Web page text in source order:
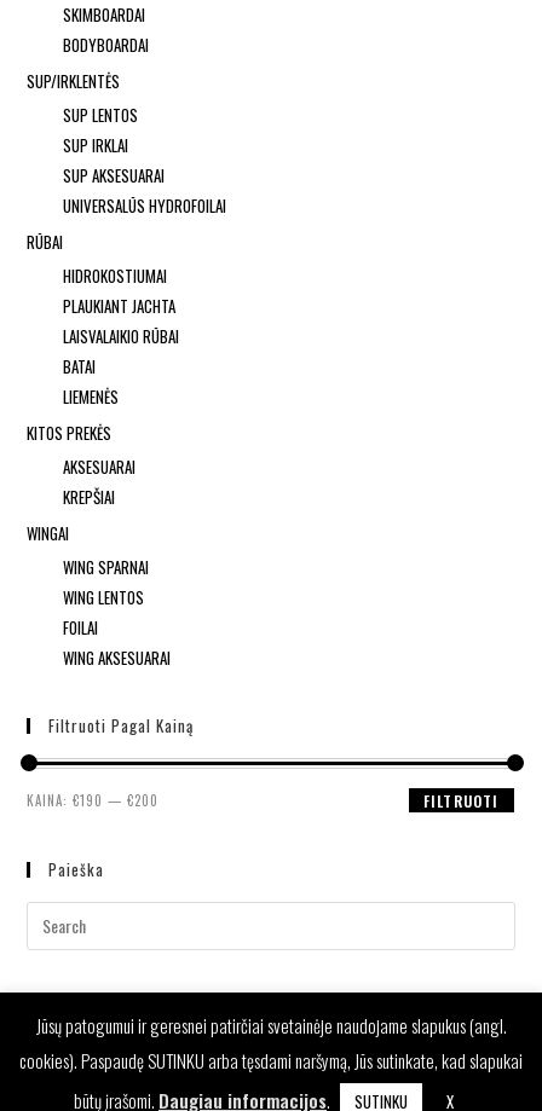
SKIMBOARDAI
BODYBOARDAI
SUP/IRKLENTĖS
SUP LENTOS
SUP IRKLAI
SUP AKSESUARAI
UNIVERSALŪS HYDROFOILAI
RŪBAI
HIDROKOSTIUMAI
PLAUKIANT JACHTA
LAISVALAIKIO RŪBAI
BATAI
LIEMENĖS
KITOS PREKĖS
AKSESUARAI
KREPŠIAI
WINGAI
WING SPARNAI
WING LENTOS
FOILAI
WING AKSESUARAI
Filtruoti Pagal Kainą
FILTRUOTI
KAINA:€190 —€200
Paieška
Jūsų patogumui ir geresnei patirčiai svetainėje naudojame slapukus (angl.
cookies). Paspaudę SUTINKU arba tęsdami naršymą, Jūs sutinkate, kad slapukai
būtų įrašomi. Daugiau informacijos. SUTINKU X